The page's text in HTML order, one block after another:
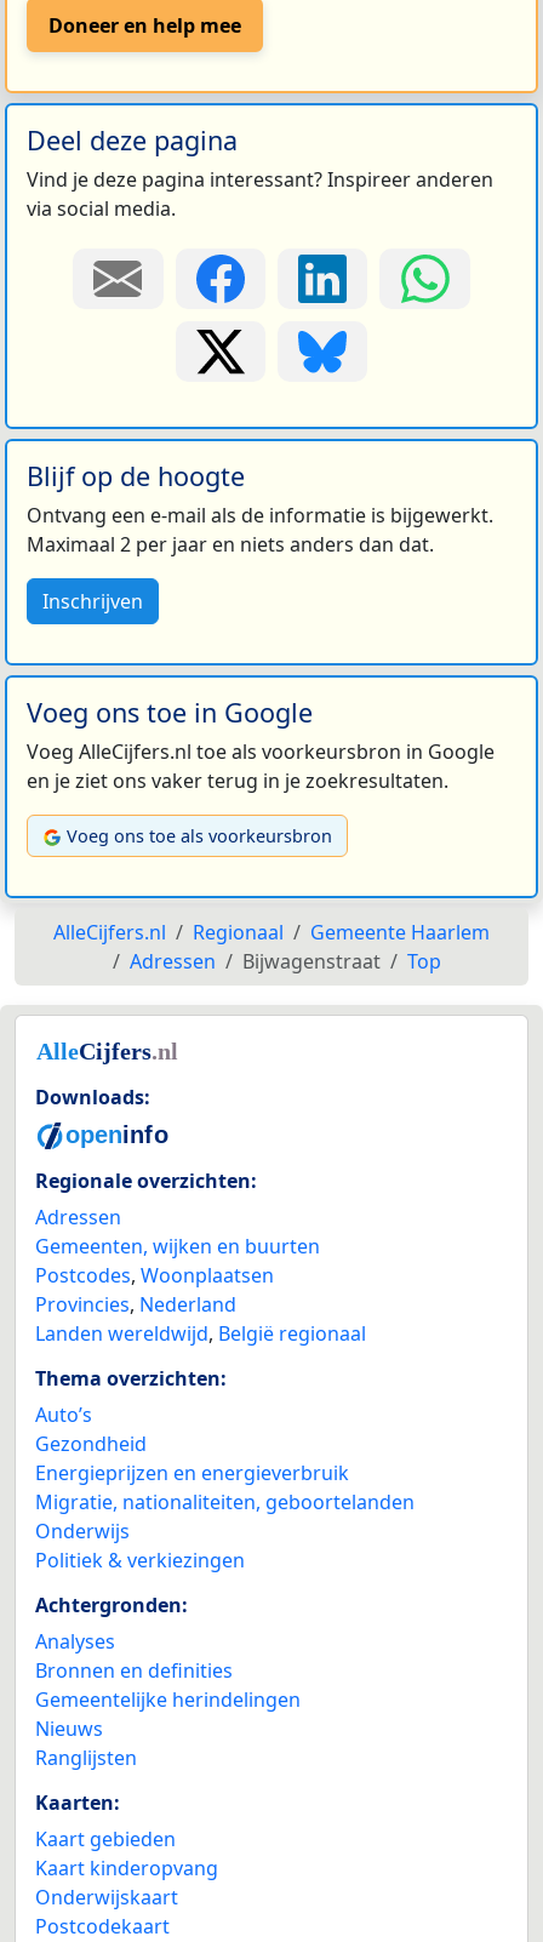
Doneer en help mee
Deel deze pagina
Vind je deze pagina interessant? Inspireer anderen
via social media.
Blijf op de hoogte
Ontvang een e-mail als de informatie is bijgewerkt.
Maximaal 2 per jaar en niets anders dan dat.
Inschrijven
Voeg ons toe in Google
Voeg AlleCijfers.nl toe als voorkeursbron in Google
en je ziet ons vaker terug in je zoekresultaten.
Voeg ons toe als voorkeursbron
AlleCijfers.nl Regionaal
Gemeente Haarlem
Adressen
Bijwagenstraat Top
Downloads:
Regionale overzichten:
Adressen
Gemeenten, wijken en buurten
Postcodes, Woonplaatsen
Provincies, Nederland
Landen wereldwijd, België regionaal
Thema overzichten:
Auto’s
Gezondheid
Energieprijzen en energieverbruik
Migratie, nationaliteiten, geboortelanden
Onderwijs
Politiek & verkiezingen
Achtergronden:
Analyses
Bronnen en definities
Gemeentelijke herindelingen
Nieuws
Ranglijsten
Kaarten:
Kaart gebieden
Kaart kinderopvang
Onderwijskaart
Postcodekaart